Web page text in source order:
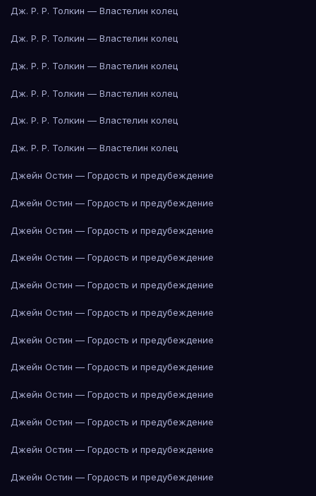
Дж. Р. Р. Толкин — Властелин колец
Дж. Р. Р. Толкин — Властелин колец
Дж. Р. Р. Толкин — Властелин колец
Дж. Р. Р. Толкин — Властелин колец
Дж. Р. Р. Толкин — Властелин колец
Дж. Р. Р. Толкин — Властелин колец
Джейн Остин — Гордость и предубеждение
Джейн Остин — Гордость и предубеждение
Джейн Остин — Гордость и предубеждение
Джейн Остин — Гордость и предубеждение
Джейн Остин — Гордость и предубеждение
Джейн Остин — Гордость и предубеждение
Джейн Остин — Гордость и предубеждение
Джейн Остин — Гордость и предубеждение
Джейн Остин — Гордость и предубеждение
Джейн Остин — Гордость и предубеждение
Джейн Остин — Гордость и предубеждение
Джейн Остин — Гордость и предубеждение